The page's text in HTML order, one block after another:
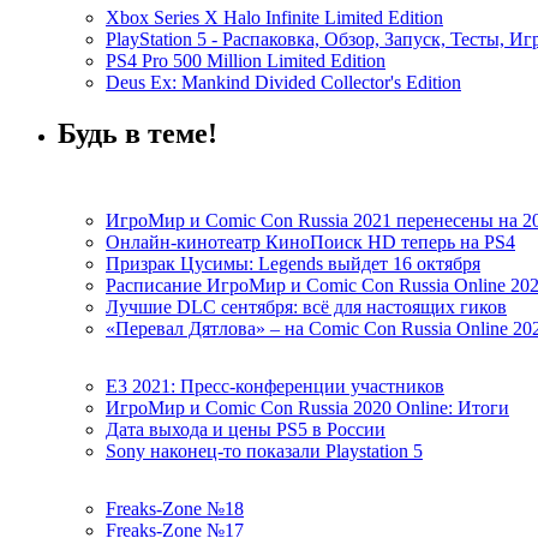
Xbox Series X Halo Infinite Limited Edition
PlayStation 5 - Распаковка, Обзор, Запуск, Тесты,
PS4 Pro 500 Million Limited Edition
Deus Ex: Mankind Divided Collector's Edition
Будь в теме!
ИгроМир и Comic Con Russia 2021 перенесены на
Онлайн-кинотеатр КиноПоиск HD теперь на PS4
Призрак Цусимы: Legends выйдет 16 октября
Расписание ИгроМир и Comic Con Russia Online
Лучшие DLC сентября: всё для настоящих гиков
«Перевал Дятлова» – на Comic Con Russia Online
E3 2021: Пресс-конференции участников
ИгроМир и Comic Con Russia 2020 Online: Итоги
Дата выхода и цены PS5 в России
Sony наконец-то показали Playstation 5
Freaks-Zone №18
Freaks-Zone №17